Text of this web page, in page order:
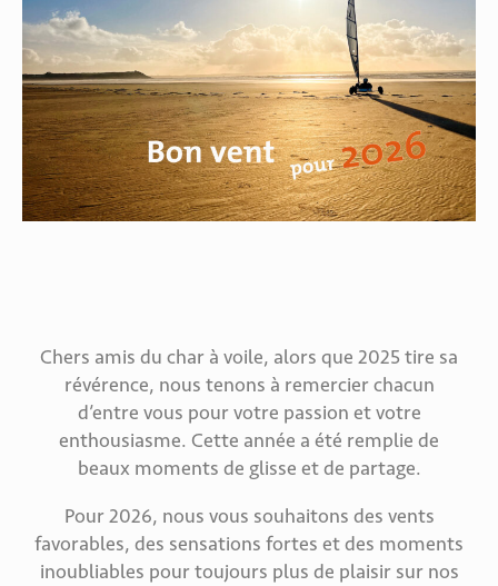
Chers amis du char à voile, alors que 2025 tire sa
révérence, nous tenons à remercier chacun
d’entre vous pour votre passion et votre
enthousiasme. Cette année a été remplie de
beaux moments de glisse et de partage.
Pour 2026, nous vous souhaitons des vents
favorables, des sensations fortes et des moments
inoubliables pour toujours plus de plaisir sur nos